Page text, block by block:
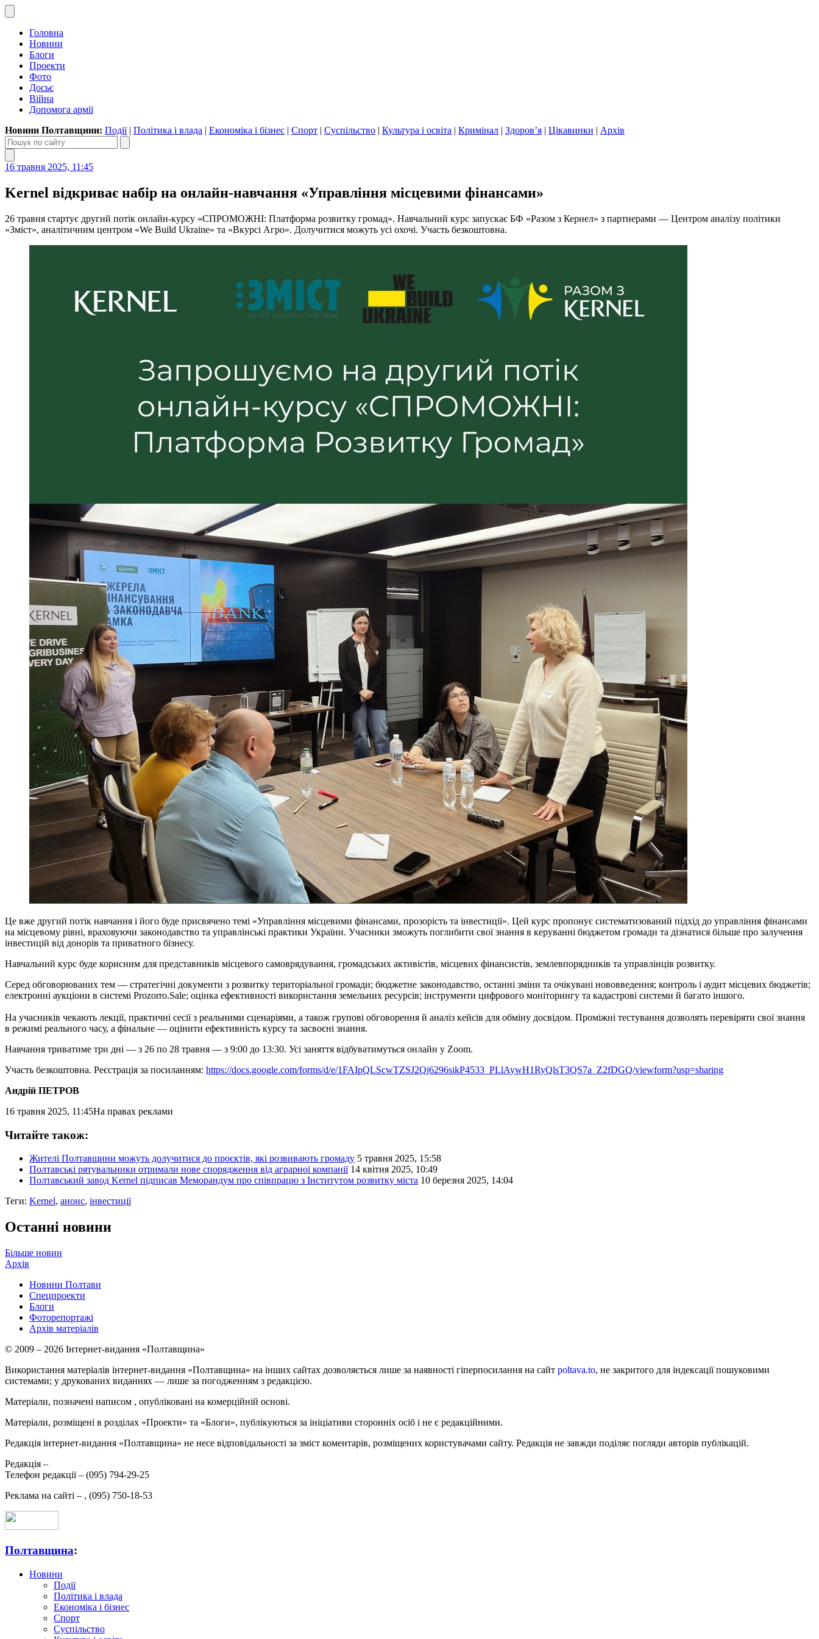
Головна
Новини
Блоги
Проекти
Фото
Досьє
Війна
Допомога армії
Новини Полтавщини: Події| Політика і влада | Економіка і бізнес | Спорт | Суспільство | Культура і освіта | Кримінал | Здоров’я | Цікавинки | Архів
16 травня 2025, 11:45
Kernel відкриває набір на онлайн-навчання «Управління місцевими фінансами»
26 травня стартує другий потік онлайн-курсу «СПРОМОЖНІ: Платформа розвитку громад». Навчальний курс запускає БФ «Разом з Кернел» з партнерами — Центром аналізу політики
«Зміст», аналітичним центром «We Build Ukraine» та «Вкурсі Агро». Долучитися можуть усі охочі. Участь безкоштовна.
Це вже другий потік навчання і його буде присвячено темі «Управління місцевими фінансами, прозорість та інвестиції». Цей курс пропонує систематизований підхід до управління фінансами
на місцевому рівні, враховуючи законодавство та управлінські практики України. Учасники зможуть поглибити свої знання в керуванні бюджетом громади та дізнатися більше про залучення
інвестицій від донорів та приватного бізнесу.
Навчальний курс буде корисним для представників місцевого самоврядування, громадських активістів, місцевих фінансистів, землевпорядників та управлінців розвитку.
Серед обговорюваних тем — стратегічні документи з розвитку територіальної громади; бюджетне законодавство, останні зміни та очікувані нововведення; контроль і аудит місцевих бюджетів;
електронні аукціони в системі Prozorro.Sale; оцінка ефективності використання земельних ресурсів; інструменти цифрового моніторингу та кадастрові системи й багато іншого.
На учасників чекають лекції, практичні сесії з реальними сценаріями, а також групові обговорення й аналіз кейсів для обміну досвідом. Проміжні тестування дозволять перевіряти свої знання
в режимі реального часу, а фінальне — оцінити ефективність курсу та засвоєні знання.
Навчання триватиме три дні — з 26 по 28 травня — з 9:00 до 13:30. Усі заняття відбуватимуться онлайн у Zoom.
Участь безкоштовна. Реєстрація за посиланням: https://docs.google.com/forms/d/e/1FAIpQLScwTZSJ2Qj6296sikP4533_PLlAywH1RyQlsT3QS7a_Z2fDGQ/viewform?usp=sharing
Андрій ПЕТРОВ
16 травня 2025, 11:45На правах реклами
Читайте також:
Жителі Полтавщини можуть долучитися до проєктів, які розвивають громаду 5 травня 2025, 15:58
Полтавські рятувальники отримали нове спорядження від аграрної компанії 14 квітня 2025, 10:49
Полтавський завод Kernel підписав Меморандум про співпрацю з Інститутом розвитку міста 10 березня 2025, 14:04
Теги: Kernel, анонс, інвестиції
Останні новини
Більше новин
Архів
Новини Полтави
Спецпроекти
Блоги
Фоторепортажі
Архів матеріалів
© 2009 – 2026 Інтернет-видання «Полтавщина»
Використання матеріалів інтернет-видання «Полтавщина» на інших сайтах дозволяється лише за наявності гіперпосилання на сайт poltava.to, не закритого для індексації пошуковими
системами; у друкованих виданнях — лише за погодженням з редакцією.
Матеріали, позначені написом , опубліковані на комерційній основі.
Матеріали, розміщені в розділах «Проекти» та «Блоги», публікуються за ініціативи сторонніх осіб і не є редакційними.
Редакція інтернет-видання «Полтавщина» не несе відповідальності за зміст коментарів, розміщених користувачами сайту. Редакція не завжди поділяє погляди авторів публікацій.
Редакція –
Телефон редакції – (095) 794-29-25
Реклама на сайті – , (095) 750-18-53
Полтавщина:
Новини
Події
Політика і влада
Економіка і бізнес
Спорт
Суспільство